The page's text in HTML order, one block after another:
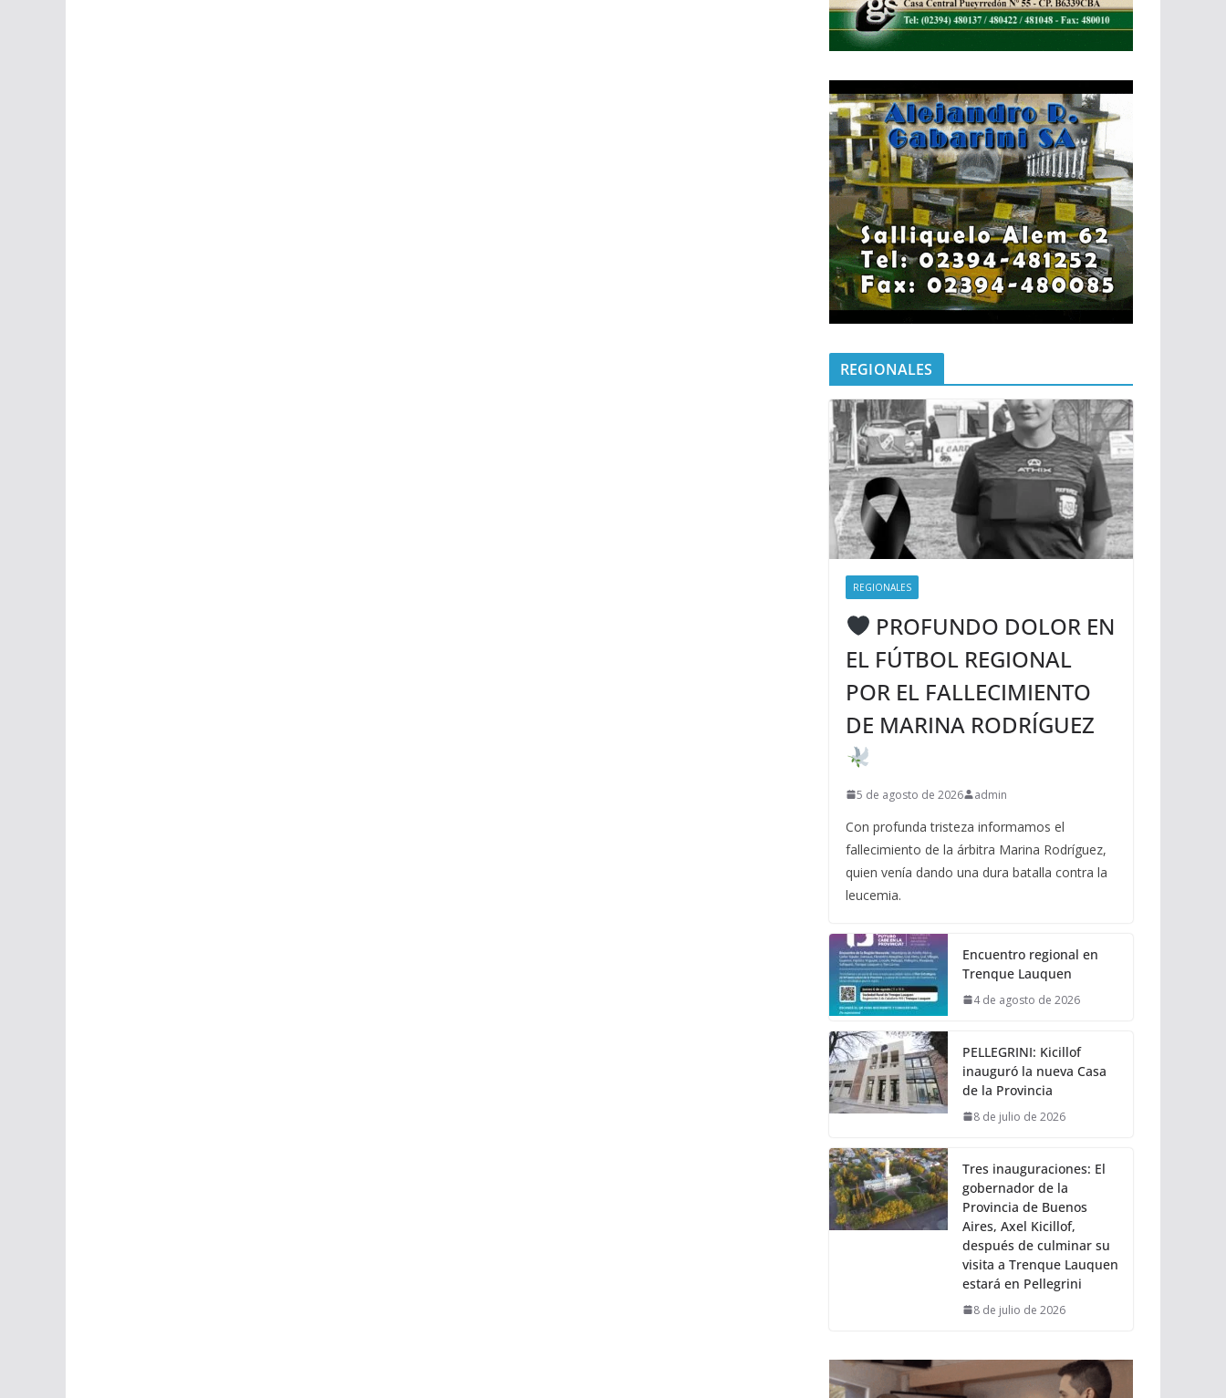
REGIONALES
REGIONALES
PROFUNDO DOLOR EN
EL FÚTBOL REGIONAL
POR EL FALLECIMIENTO
DE MARINA RODRÍGUEZ
5 de agosto de 2026 admin
Con profunda tristeza informamos el
fallecimiento de la árbitra Marina Rodríguez,
quien venía dando una dura batalla contra la
leucemia.
Encuentro regional en
Trenque Lauquen
4 de agosto de 2026
PELLEGRINI: Kicillof
inauguró la nueva Casa
de la Provincia
8 de julio de 2026
Tres inauguraciones: El
gobernador de la
Provincia de Buenos
Aires, Axel Kicillof,
después de culminar su
visita a Trenque Lauquen
estará en Pellegrini
8 de julio de 2026